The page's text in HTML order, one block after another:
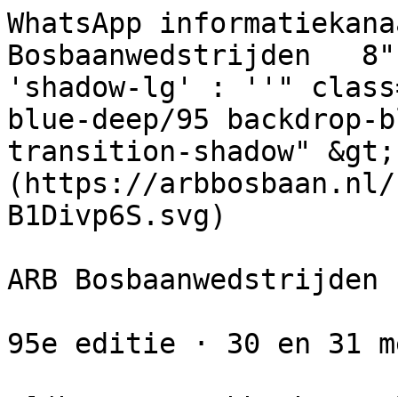
WhatsApp
Bosbaanwedstrijden
'shadow-lg' : ''"
blue-deep/95
transition-shadow"
(https://
B1Divp6S.svg)
ARB Bosbaanwedstrijden
95e editie · 30 en 31